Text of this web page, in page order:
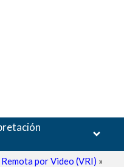
por Video (VRI) »